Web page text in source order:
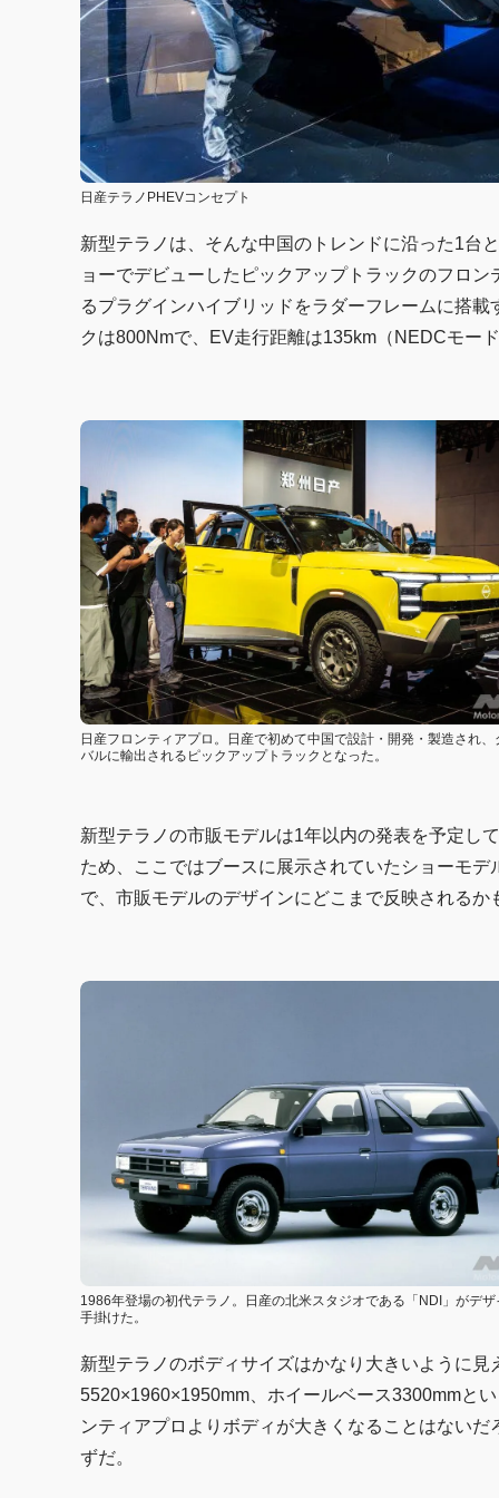
日産テラノPHEVコンセプト
新型テラノは、そんな中国のトレンドに沿った1台
ョーでデビューしたピックアップトラックのフロ
るプラグインハイブリッドをラダーフレームに搭
クは800Nmで、EV走行距離は135km（NEDCモー
日産フロンティアプロ。日産で初めて中国で設計・開発・製造され、
バルに輸出されるピックアップトラックとなった。
新型テラノの市販モデルは1年以内の発表を予定し
ため、ここではブースに展示されていたショーモ
で、市販モデルのデザインにどこまで反映されるか
1986年登場の初代テラノ。日産の北米スタジオである「NDI」がデザ
手掛けた。
新型テラノのボディサイズはかなり大きいように
5520×1960×1950mm、ホイールベース3300mmと
ンティアプロよりボディが大きくなることはない
ずだ。